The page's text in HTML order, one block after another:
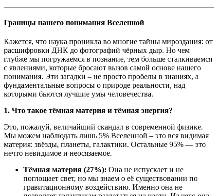
Границы нашего понимания Вселенной
Кажется, что наука проникла во многие тайны мироздания: от
расшифровки ДНК до фотографий чёрных дыр. Но чем
глубже мы погружаемся в познание, тем больше сталкиваемся
с явлениями, которые бросают вызов самой основе нашего
понимания. Эти загадки – не просто пробелы в знаниях, а
фундаментальные вопросы о природе реальности, над
которыми бьются лучшие умы человечества.
1. Что такое тёмная материя и тёмная энергия?
Это, пожалуй, величайший скандал в современной физике.
Мы можем наблюдать лишь 5% Вселенной – это вся видимая
материя: звёзды, планеты, галактики. Остальные 95% — это
нечто невидимое и неосязаемое.
Тёмная материя (27%): Она не испускает и не
поглощает свет, но мы знаем о её существовании по
гравитационному воздействию. Именно она не